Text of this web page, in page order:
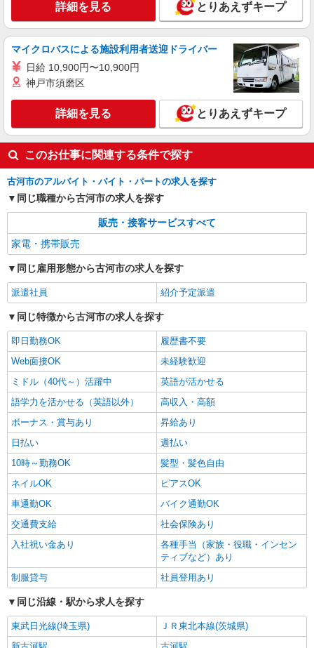
詳細を見る とりあえずキープ
マイクロバスによる施設利用者送迎ドライバー
日給 10,900円〜10,900円
神戸市須磨区
詳細を見る とりあえずキープ
このお仕事に関連する条件で探す
古河市のアルバイト・バイト・パートの求人を探す
同じ職種から古河市の求人を探す
販売・接客サービスすべて
家電・携帯販売
同じ雇用形態から古河市の求人を探す
派遣社員 紹介予定派遣
同じ特徴から古河市の求人を探す
即日勤務OK
履歴書不要
Web面接OK
未経験歓迎
ミドル（40代～）活躍中
英語が活かせる
語学力を活かせる（英語以外）
高収入・高額
ボーナス・賞与あり
昇給あり
日払い
週払い
10時～勤務OK
髪型・髪色自由
ネイルOK
ピアスOK
車通勤OK
バイク通勤OK
交通費支給
社会保険あり
入社祝い金あり
各種手当（家族・役職・インセン
ティブなど）あり
制服貸与
社員登用あり
同じ沿線・駅から求人を探す
東武日光線(埼玉県)
ＪＲ東北本線(茨城県)